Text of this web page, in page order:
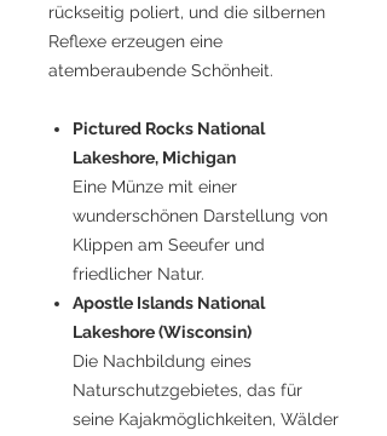
rückseitig poliert, und die silbernen
Reflexe erzeugen eine
atemberaubende Schönheit.
Pictured Rocks National
Lakeshore, Michigan
Eine Münze mit einer
wunderschönen Darstellung von
Klippen am Seeufer und
friedlicher Natur.
Apostle Islands National
Lakeshore (Wisconsin)
Die Nachbildung eines
Naturschutzgebietes, das für
seine Kajakmöglichkeiten, Wälder